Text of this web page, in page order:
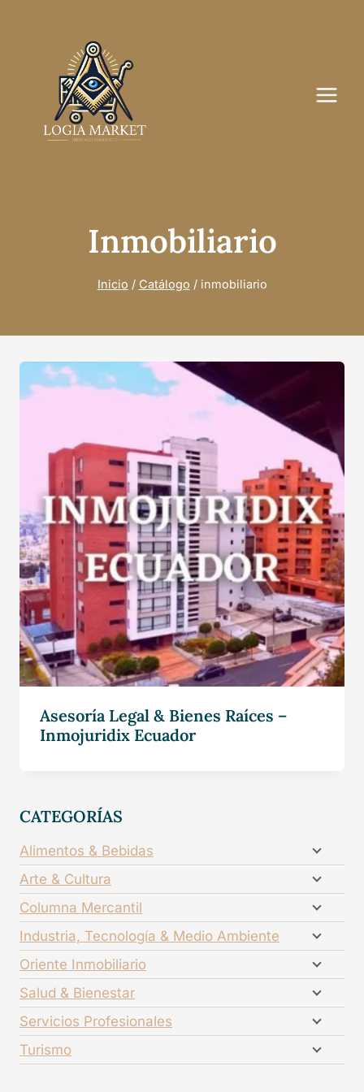
Inmobiliario
Inicio / Catálogo / inmobiliario
Asesoría Legal & Bienes Raíces –
Inmojuridix Ecuador
CATEGORÍAS
Alimentos & Bebidas
Arte & Cultura
Columna Mercantil
Industria, Tecnología & Medio Ambiente
Oriente Inmobiliario
Salud & Bienestar
Servicios Profesionales
Turismo